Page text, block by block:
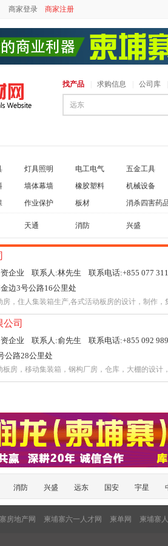
商家登录 商家注册
找产品 求购信息 公司库
灯具照明 电工电气 五金工具
墙体幕墙 橡胶塑料 机械设备
作业保护 板材 消杀四害药
天通 消防 兴盛
企业 联系人:林先生 联系电话:+855 077 311
边3号公路16公里处
房，住人集装箱生产,各式活动板房的设计，制作
司
企业 联系人:俞先生 联系电话:+855 092
公路28公里处
板房，移动集装箱，钢构厂房，仓库，大棚的设计
消防 兴盛 远东 国安 宇星
房地产网 柬埔寨六一人才网 柬单网 柬埔寨